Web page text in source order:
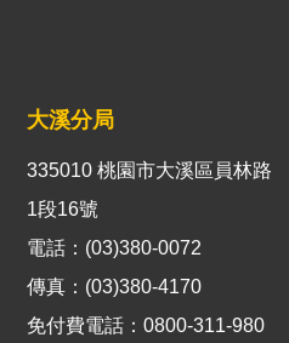
大溪分局
335010 桃園市大溪區員林路
1段16號
電話：(03)380-0072
傳真：(03)380-4170
免付費電話：0800-311-980